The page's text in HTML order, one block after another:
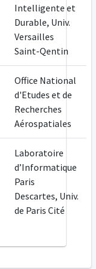
Intelligente et
Durable, Univ.
Versailles
Saint-Qentin
Office National
d'Etudes et de
Recherches
Aérospatiales
Laboratoire
d’Informatique
Paris
Descartes, Univ.
de Paris Cité